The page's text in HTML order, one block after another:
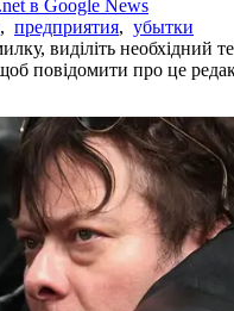
в Google News
, предприятия, убытки
виділіть необхідний
повідомити про це